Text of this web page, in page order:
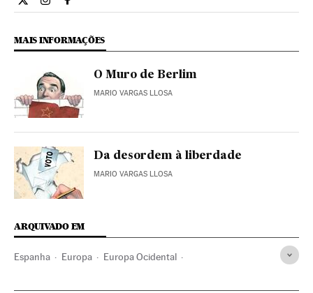
Opiniao El País Brasil en Twitter
Opiniao El País Brasil en Instagram
Opiniao El País Brasil en Facebook
MAIS INFORMAÇÕES
O Muro de Berlim
MARIO VARGAS LLOSA
Da desordem à liberdade
MARIO VARGAS LLOSA
ARQUIVADO EM
Espanha Europa Europa Ocidental